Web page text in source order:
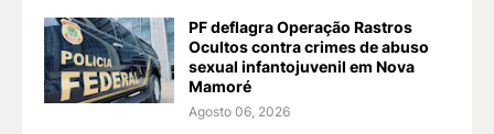
PF deflagra Operação Rastros
Ocultos contra crimes de abuso
sexual infantojuvenil em Nova
Mamoré
Agosto 06, 2026